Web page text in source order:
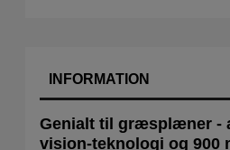
INFORMATION
Genialt til græsplæner -
vision-teknologi og 900